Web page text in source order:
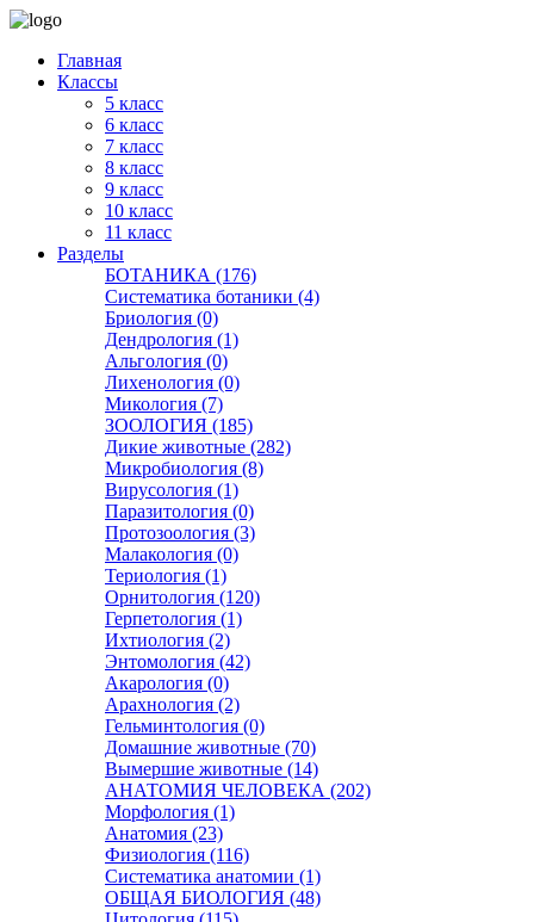
Главная
Классы
5 класс
6 класс
7 класс
8 класс
9 класс
10 класс
11 класс
Разделы
БОТАНИКА (176)
Систематика ботаники (4)
Бриология (0)
Дендрология (1)
Альгология (0)
Лихенология (0)
Микология (7)
ЗООЛОГИЯ (185)
Дикие животные (282)
Микробиология (8)
Вирусология (1)
Паразитология (0)
Протозоология (3)
Малакология (0)
Териология (1)
Орнитология (120)
Герпетология (1)
Ихтиология (2)
Энтомология (42)
Акарология (0)
Арахнология (2)
Гельминтология (0)
Домашние животные (70)
Вымершие животные (14)
АНАТОМИЯ ЧЕЛОВЕКА (202)
Морфология (1)
Анатомия (23)
Физиология (116)
Систематика анатомии (1)
ОБЩАЯ БИОЛОГИЯ (48)